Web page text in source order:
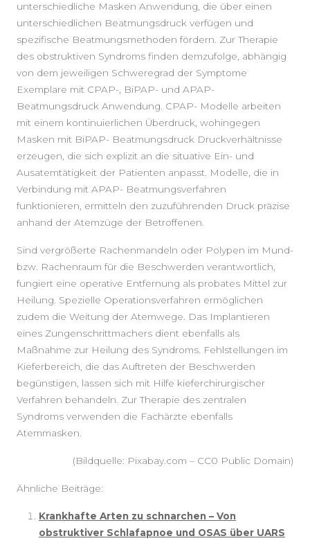
unterschiedliche Masken Anwendung, die über einen
unterschiedlichen Beatmungsdruck verfügen und
spezifische Beatmungsmethoden fördern. Zur Therapie
des obstruktiven Syndroms finden demzufolge, abhängig
von dem jeweiligen Schweregrad der Symptome
Exemplare mit CPAP-, BiPAP- und APAP-
Beatmungsdruck Anwendung. CPAP- Modelle arbeiten
mit einem kontinuierlichen Überdruck, wohingegen
Masken mit BiPAP- Beatmungsdruck Druckverhältnisse
erzeugen, die sich explizit an die situative Ein- und
Ausatemtätigkeit der Patienten anpasst. Modelle, die in
Verbindung mit APAP- Beatmungsverfahren
funktionieren, ermitteln den zuzuführenden Druck präzise
anhand der Atemzüge der Betroffenen.
Sind vergrößerte Rachenmandeln oder Polypen im Mund-
bzw. Rachenraum für die Beschwerden verantwortlich,
fungiert eine operative Entfernung als probates Mittel zur
Heilung. Spezielle Operationsverfahren ermöglichen
zudem die Weitung der Atemwege. Das Implantieren
eines Zungenschrittmachers dient ebenfalls als
Maßnahme zur Heilung des Syndroms. Fehlstellungen im
Kieferbereich, die das Auftreten der Beschwerden
begünstigen, lassen sich mit Hilfe kieferchirurgischer
Verfahren behandeln. Zur Therapie des zentralen
Syndroms verwenden die Fachärzte ebenfalls
Atemmasken.
(Bildquelle: Pixabay.com – CC0 Public Domain)
Ähnliche Beiträge:
Krankhafte Arten zu schnarchen – Von
obstruktiver Schlafapnoe und OSAS über UARS